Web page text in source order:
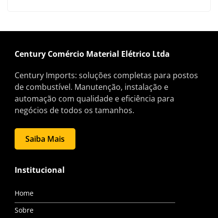
Century Comércio Material Elétrico Ltda
Century Imports: soluções completas para postos
de combustível. Manutenção, instalação e
automação com qualidade e eficiência para
negócios de todos os tamanhos.
Saiba Mais
Institucional
Home
Sobre